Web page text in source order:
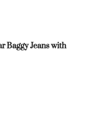
Baggy Jeans with